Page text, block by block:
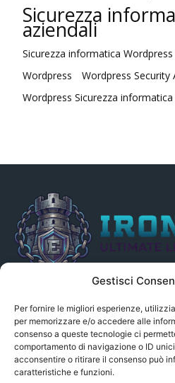
Gestisci
Per fornire le migliori esperienze,
per memorizzare e/o accedere alle
consenso a queste tecnologie ci
comportamento di navigazione o ID
acconsentire o ritirare il consenso può
caratteristiche e funzioni.
Sicurezza
aziendali
Sicurezza informatica Wordpress
Wordpress
Wordpress Security
Wordpress Sicurezza informatica
indirettamente, alle Fonti delle
ritenuto responsabile ad alcun titolo
altresì che le notizie segnalate
intendersi in alcun modo di
eccezione degli articoli e dei